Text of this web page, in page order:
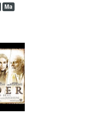
Ma